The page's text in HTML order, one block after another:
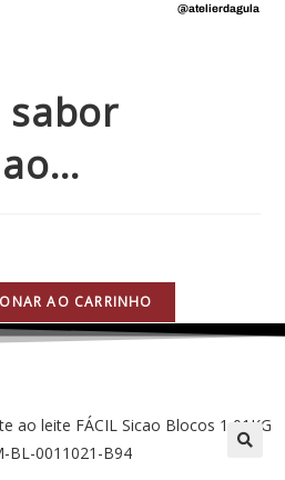
@atelierdagula
sabor
AO CARRINHO